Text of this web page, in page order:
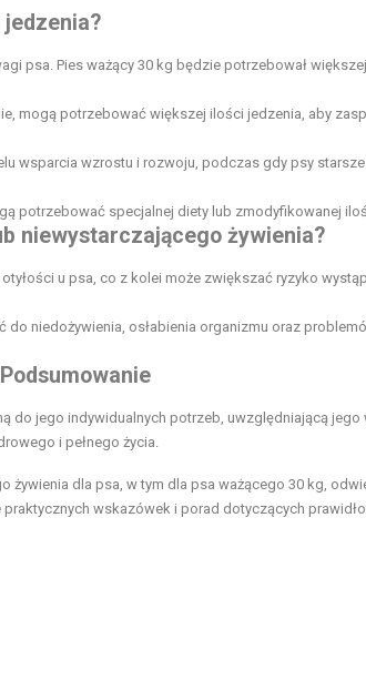
psa. Pies ważący 30 kg będzie potrzebował
mogą potrzebować większej ilości jedzenia, aby
wsparcia wzrostu i rozwoju, podczas gdy psy
potrzebować specjalnej diety lub zmodyfikowanej
niewystarczającego żywienia?
u psa, co z kolei może zwiększać ryzyko
niedożywienia, osłabienia organizmu oraz
do jego indywidualnych potrzeb, uwzględniającą jego
i pełnego życia.
dla psa, w tym dla psa ważącego 30 kg,
praktycznych wskazówek i porad dotyczących